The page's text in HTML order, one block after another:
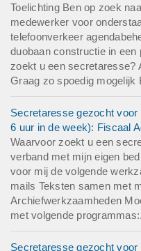
Toelichting Ben op zoek
medewerker voor
telefoonverkeer
duobaan constructie in
zoekt u een secretaresse?
Graag zo spoedig mogelijk
Secretaresse gezocht
6 uur in de week): Fiscaal
Waarvoor zoekt u een
verband met mijn eigen
voor mij de volgende
mails Teksten samen met
Archiefwerkzaamheden
met volgende
Secretaresse gezocht